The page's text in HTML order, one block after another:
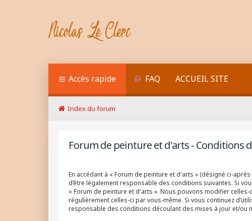
Accès rapide FAQ ACCUEIL SITE
Index du forum
Forum de peinture et d'arts - Conditions
En accédant à « Forum de peinture et d'arts » (désigné ci-
d’être légalement responsable des conditions suivantes. Si
« Forum de peinture et d'arts ». Nous pouvons modifier
régulièrement celles-ci par vous-même. Si vous continuez
responsable des conditions découlant des mises à jour et/ou